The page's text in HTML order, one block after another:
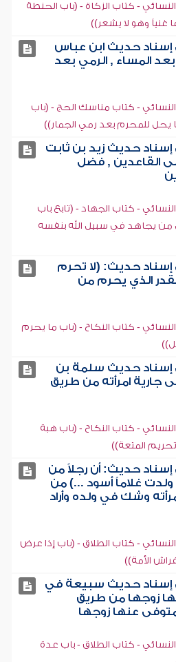
- كتاب الزكاة - (باب الحنطة
غنياً وهو لا يشعر))
إسناد حديث ابن عباس
المساء , الرمي بعد
- كتاب مناسك الحج - (باب
يحل للمحرم بعد رمي الجمار))
إسناد حديث زيد بن ثابت
القاعدين , فضل
- كتاب الجهاد - (تابع باب
يجاهد في سبيل الله بنفسه
إسناد حديث: (لا تحرم
الذي يحرم من
- كتاب النكاح - (باب ما يحرم
إسناد حديث سلمة بن
جارية امرأته من طريق
- كتاب النكاح - (باب هبة
المتعة))
إسناد حديث: أن رجلاً من
ولدت غلاماً أسود ...) من
وشك في ولده وأراد
- كتاب الطلاق - (باب إذا عرض
الأمة))
إسناد حديث سبيعة في
زوجها من طريق
عنها زوجها
- كتاب الطلاق - باب عدة